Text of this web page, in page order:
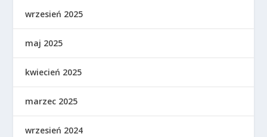
wrzesień 2025
maj 2025
kwiecień 2025
marzec 2025
wrzesień 2024